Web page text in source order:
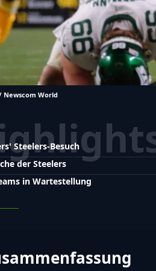
Newscom World
Steelers-Besuch
der Steelers
in Wartestellung